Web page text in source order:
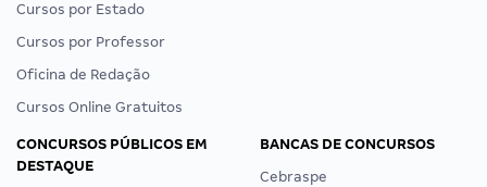
Cursos por Estado
Cursos por Professor
Oficina de Redação
Cursos Online Gratuitos
CONCURSOS PÚBLICOS EM
DESTAQUE
BANCAS DE CONCURSOS
Cebraspe